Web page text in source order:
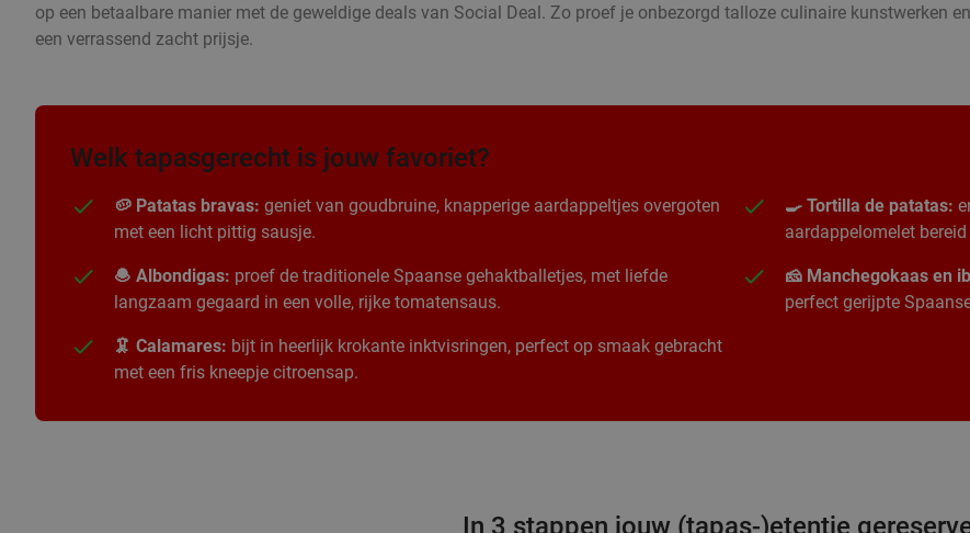
op een betaalbare manier met de geweldige deals van Social Deal. Zo proef je onbezorgd talloze culinaire kunstwerken
een verrassend zacht prijsje.
Welk tapasgerecht is jouw favoriet?
🥔 Patatas bravas: geniet van goudbruine, knapperige aardappeltjes overgoten
met een licht pittig sausje.
🧆 Albondigas: proef de traditionele Spaanse gehaktballetjes, met liefde
langzaam gegaard in een volle, rijke tomatensaus.
🦑 Calamares: bijt in heerlijk krokante inktvisringen, perfect op smaak gebracht
met een fris kneepje citroensap.
🍳 Tortilla de patatas:
aardappelomelet
🧀 Manchegokaas en
perfect gerijpte
In 3 stappen jouw (tapas-)etentje